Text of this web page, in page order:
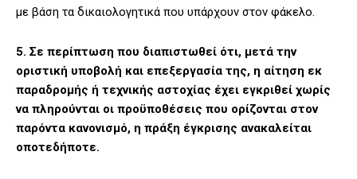
με βάση τα δικαιολογητικά που υπάρχουν στον φάκελο.
5. Σε περίπτωση που διαπιστωθεί ότι, μετά την
οριστική υποβολή και επεξεργασία της, η αίτηση εκ
παραδρομής ή τεχνικής αστοχίας έχει εγκριθεί χωρίς
να πληρούνται οι προϋποθέσεις που ορίζονται στον
παρόντα κανονισμό, η πράξη έγκρισης ανακαλείται
οποτεδήποτε.